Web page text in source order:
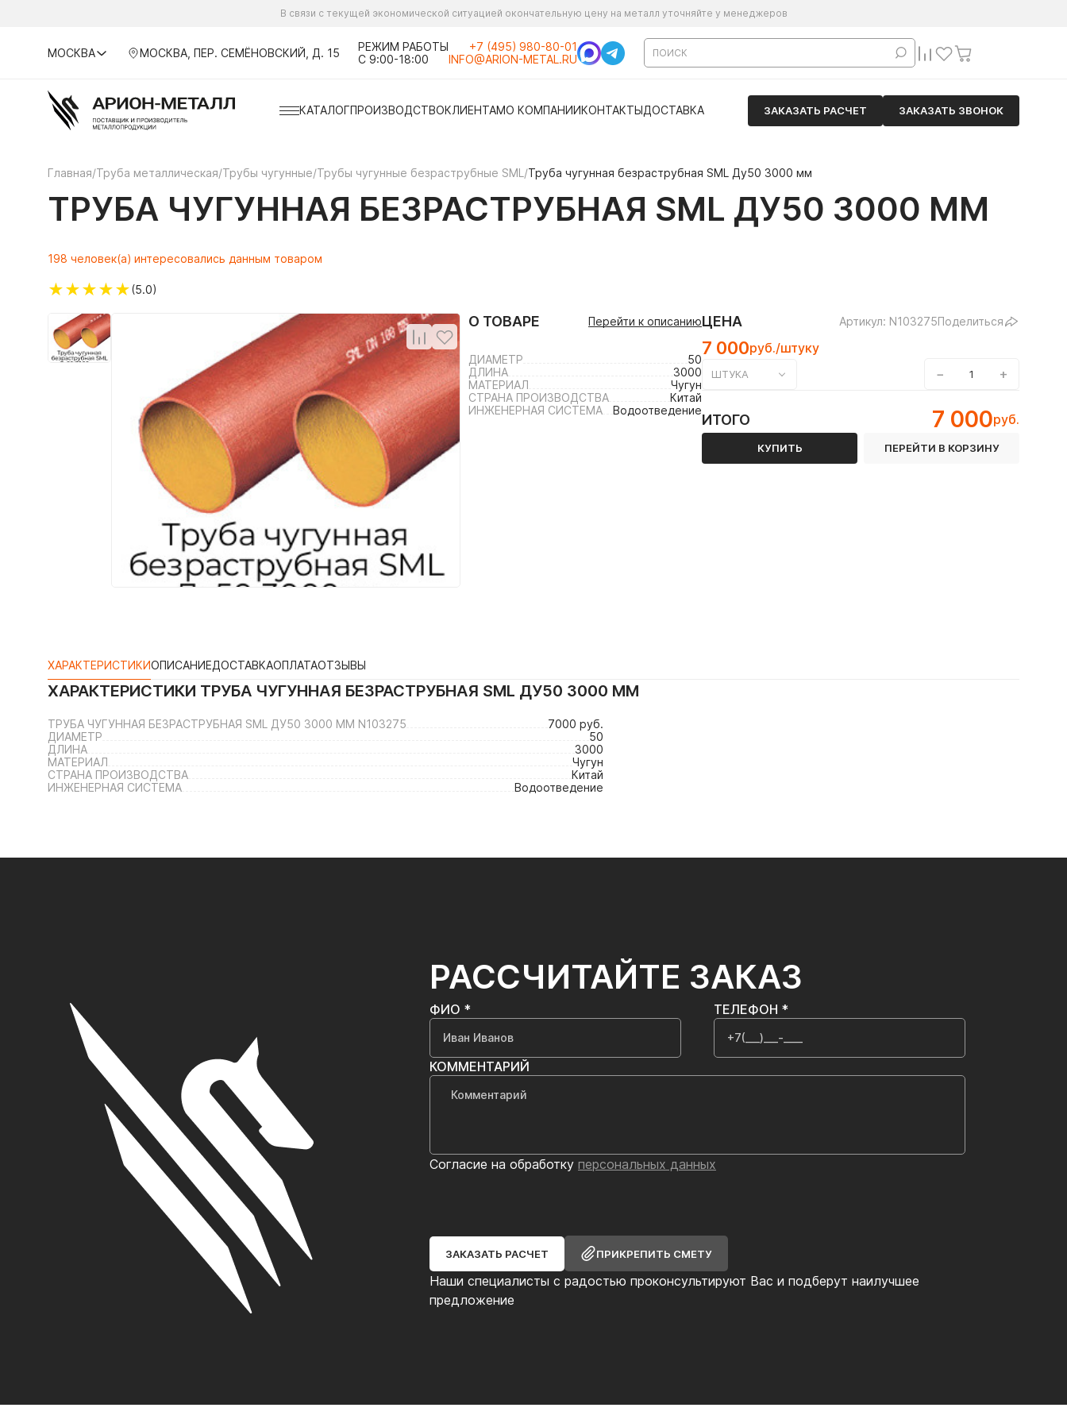
В связи с текущей экономической ситуацией окончательную цену на металл уточняйте у менеджеров
МОСКВА МОСКВА, ПЕР. СЕМЁНОВСКИЙ, Д. 15
РЕЖИМ РАБОТЫ
С 9:00-18:00
+7 (495) 980-80-01
INFO@ARION-METAL.RU
КАТАЛОГПРОИЗВОДСТВОКЛИЕНТАМО КОМПАНИИКОНТАКТЫДОСТАВКА ЗАКАЗАТЬ РАСЧЕТ ЗАКАЗАТЬ ЗВОНОК
Главная/Труба металлическая/Трубы чугунные/Трубы чугунные безраструбные SML /Труба чугунная безраструбная SML Ду50 3000 мм
ТРУБА ЧУГУННАЯ БЕЗРАСТРУБНАЯ SML ДУ50 3000 ММ
198 человек(а) интересовались данным товаром
★★★★★(5.0)
О ТОВАРЕ Перейти к описанию
ДИАМЕТР
50
ДЛИНА
3000
МАТЕРИАЛ
Чугун
СТРАНА ПРОИЗВОДСТВА
Китай
ИНЖЕНЕРНАЯ СИСТЕМА
Водоотведение
ЦЕНА Артикул: N103275Поделиться
7 000руб./штуку
ШТУКА − +
ИТОГО 7 000руб.
КУПИТЬ ПЕРЕЙТИ В КОРЗИНУ
ХАРАКТЕРИСТИКИОПИСАНИЕДОСТАВКАОПЛАТАОТЗЫВЫ
ХАРАКТЕРИСТИКИ ТРУБА ЧУГУННАЯ БЕЗРАСТРУБНАЯ SML ДУ50 3000 ММ
ТРУБА ЧУГУННАЯ БЕЗРАСТРУБНАЯ SML ДУ50 3000 ММ N103275
7000 руб.
ДИАМЕТР
50
ДЛИНА
3000
МАТЕРИАЛ
Чугун
СТРАНА ПРОИЗВОДСТВА
Китай
ИНЖЕНЕРНАЯ СИСТЕМА
Водоотведение
РАССЧИТАЙТЕ ЗАКАЗ
Наши специалисты с радостью проконсультируют Вас и подберут наилучшее
предложение
ФИО * ТЕЛЕФОН *
КОММЕНТАРИЙ
Согласие на обработку персональных данных
ЗАКАЗАТЬ РАСЧЕТ ПРИКРЕПИТЬ СМЕТУ